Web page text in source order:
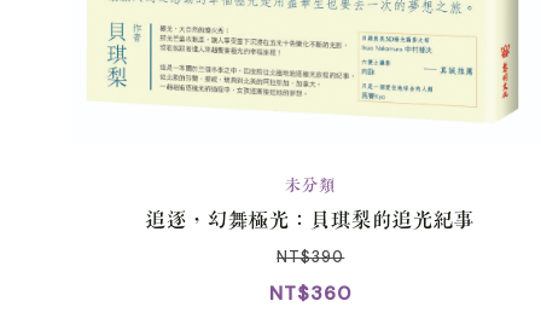
未分類
追逐，幻舞極光：貝琪梨的追光紀事
NT$390
NT$360